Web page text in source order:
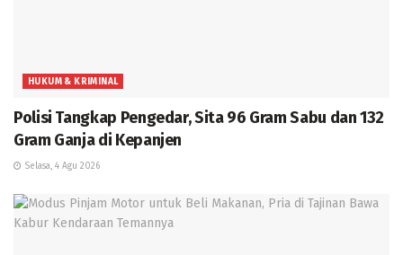
HUKUM & KRIMINAL
Polisi Tangkap Pengedar, Sita 96 Gram Sabu dan 132
Gram Ganja di Kepanjen
Selasa, 4 Agu 2026